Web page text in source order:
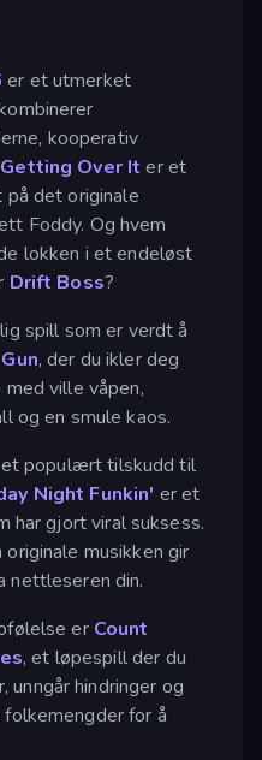
er et utmerket
kooperativ
Getting Over It er et
på det originale
Foddy. Og hvem
lokken i et endeløst
Drift Boss?
spill som er verdt å
, der du ikler deg
ville våpen,
og en smule kaos.
populært tilskudd til
Night Funkin' er et
har gjort viral suksess.
musikken gir
nettleseren din.
er Count
, et løpespill der du
hindringer og
for å